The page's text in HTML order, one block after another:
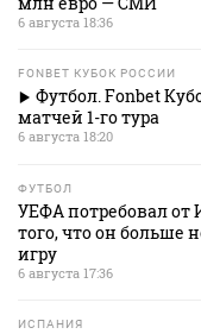
6 августа 18:36
FONBET КУБОК РОССИИ
Футбол. Fonbet
матчей 1-го тура
6 августа 18:20
ФУТБОЛ
УЕФА потребовал
того, что он больше
игру
6 августа 17:36
ИСПАНИЯ